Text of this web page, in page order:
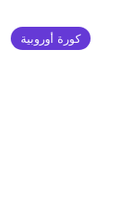
كورة أوروبية